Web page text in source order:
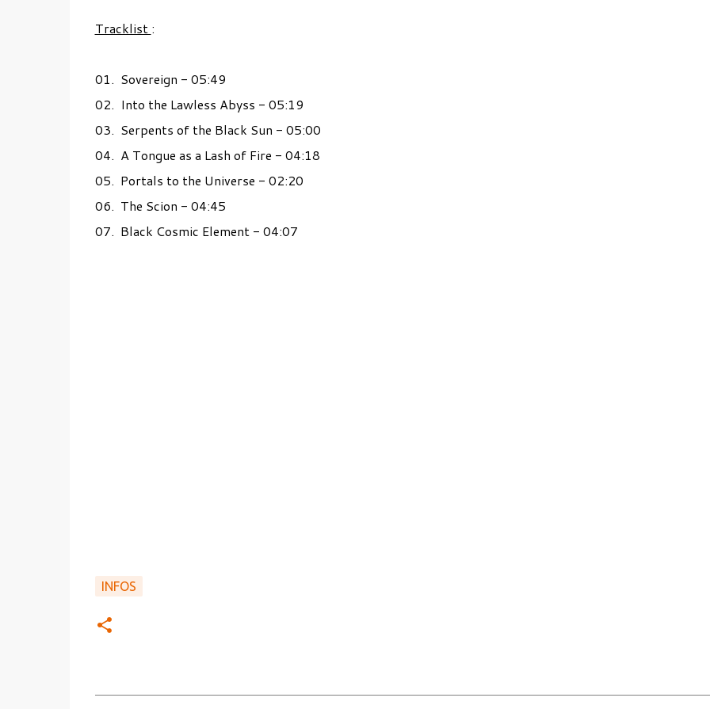
Tracklist :
01. Sovereign - 05:49
02. Into the Lawless Abyss - 05:19
03. Serpents of the Black Sun - 05:00
04. A Tongue as a Lash of Fire - 04:18
05. Portals to the Universe - 02:20
06. The Scion - 04:45
07. Black Cosmic Element - 04:07
INFOS